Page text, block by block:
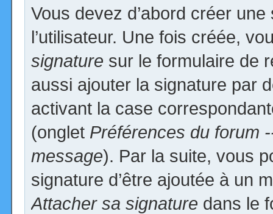
Vous devez d’abord créer
l’utilisateur. Une fois créée,
signature sur le formulaire de
aussi ajouter la signature par
activant la case
(onglet Préférences du forum
message). Par la suite, vous
signature d’être ajoutée à un
Attacher sa signature dans le